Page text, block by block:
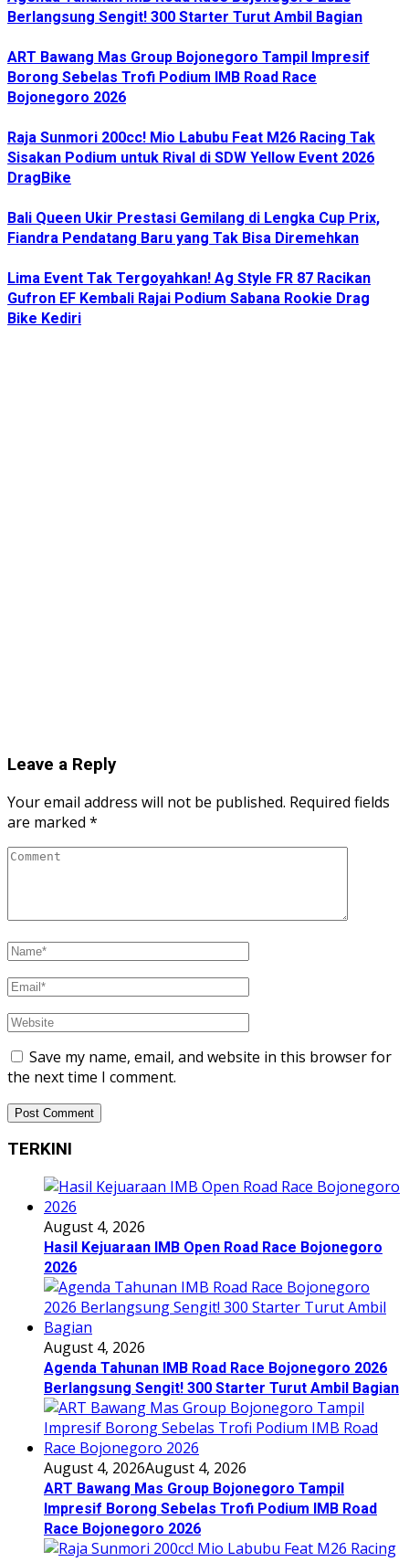
Berlangsung Sengit! 300 Starter Turut Ambil Bagian
ART Bawang Mas Group Bojonegoro Tampil Impresif
Borong Sebelas Trofi Podium IMB Road Race
Bojonegoro 2026
Raja Sunmori 200cc! Mio Labubu Feat M26 Racing Tak
Sisakan Podium untuk Rival di SDW Yellow Event 2026
DragBike
Bali Queen Ukir Prestasi Gemilang di Lengka Cup Prix,
Fiandra Pendatang Baru yang Tak Bisa Diremehkan
Lima Event Tak Tergoyahkan! Ag Style FR 87 Racikan
Gufron EF Kembali Rajai Podium Sabana Rookie Drag
Bike Kediri
Leave a Reply
Your email address will not be published. Required fields
are marked *
Save my name, email, and website in this browser for
the next time I comment.
TERKINI
August 4, 2026
Hasil Kejuaraan IMB Open Road Race Bojonegoro
2026
August 4, 2026
Agenda Tahunan IMB Road Race Bojonegoro 2026
Berlangsung Sengit! 300 Starter Turut Ambil Bagian
August 4, 2026August 4, 2026
ART Bawang Mas Group Bojonegoro Tampil
Impresif Borong Sebelas Trofi Podium IMB Road
Race Bojonegoro 2026